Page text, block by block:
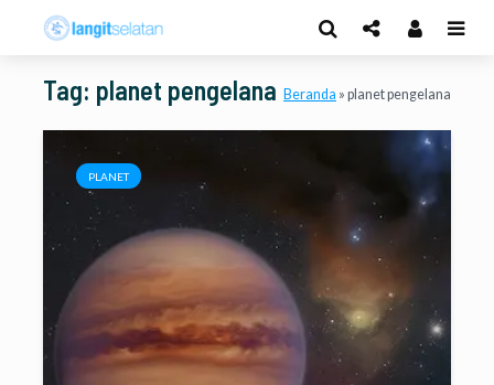
Tag: planet pengelana Beranda » planet pengelana
PLANET